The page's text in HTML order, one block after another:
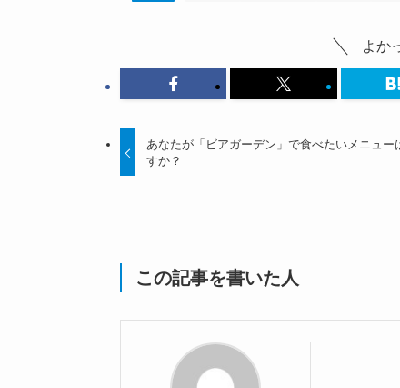
よか
あなたが「ビアガーデン」で食べたいメニュー
すか？
この記事を書いた人